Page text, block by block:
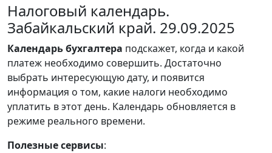
Налоговый календарь.
Забайкальский край. 29.09.2025
Календарьбухгалтера подскажет, когда и какой
платеж необходимо совершить. Достаточно
выбрать интересующую дату, и появится
информация о том, какие налоги необходимо
уплатить в этот день. Календарь обновляется в
режиме реального времени.
Полезные сервисы: